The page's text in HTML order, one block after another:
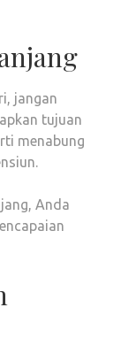
jangan
tujuan
menabung
Anda